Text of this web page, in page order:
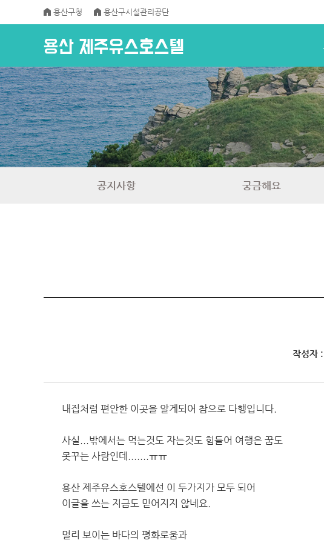
용산구청 용산구시설관리공단
공지사항 궁금해요
작성자 :
내집처럼 편안한 이곳을 알게되어 참으로 다행입니다.
사실...밖에서는 먹는것도 자는것도 힘들어 여행은 꿈도
못꾸는 사람인데.......ㅠㅠ
용산 제주유스호스텔에선 이 두가지가 모두 되어
이글을 쓰는 지금도 믿어지지 않네요.
멀리 보이는 바다의 평화로움과